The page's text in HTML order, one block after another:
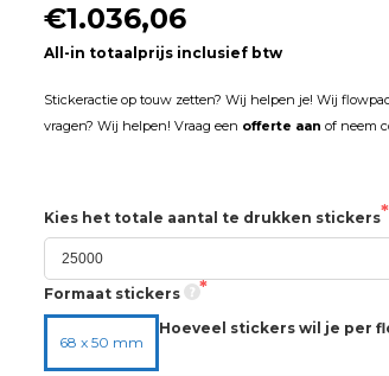
€1.036,06
All-in totaalprijs inclusief btw
Stickeractie op touw zetten? Wij helpen je! Wij
vragen? Wij helpen! Vraag een offerte aan of neem
Kies het totale aantal te drukken stickers
Formaat stickers
68 x 50 mm
Hoeveel stickers wil je per